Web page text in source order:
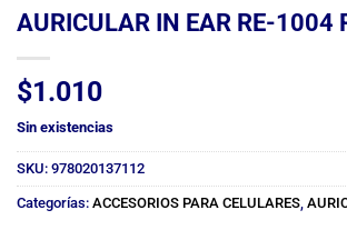
AURICULAR IN EAR RE-1004
$1.010
Sin existencias
SKU: 978020137112
Categorías: ACCESORIOS PARA CELULARES